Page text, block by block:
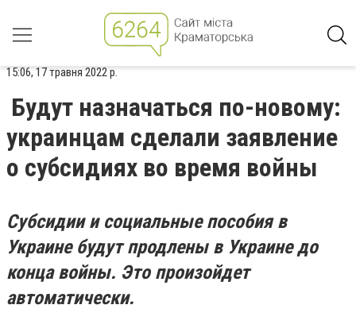
15:06, 17 травня 2022 р.
Будут назначаться по-новому:
украинцам сделали заявление
о субсидиях во время войны
Субсидии и социальные пособия в
Украине будут продлены в Украине до
конца войны. Это произойдет
автоматически.